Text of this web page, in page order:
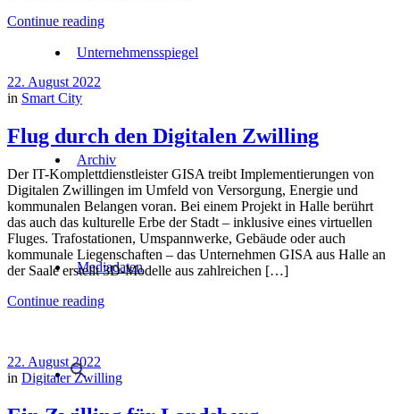
Unternehmensspiegel
Archiv
Mediadaten
Continue reading
22. August 2022
in Smart City
Flug durch den Digitalen Zwilling
Der IT-Komplettdienstleister GISA treibt Implementierungen von
Digitalen Zwillingen im Umfeld von Versorgung, Energie und
kommunalen Belangen voran. Bei einem Projekt in Halle berührt
das auch das kulturelle Erbe der Stadt – inklusive eines virtuellen
Fluges. Trafostationen, Umspannwerke, Gebäude oder auch
kommunale Liegenschaften – das Unternehmen GISA aus Halle an
der Saale erstellt 3D-Modelle aus zahlreichen […]
Continue reading
22. August 2022
in Digitaler Zwilling